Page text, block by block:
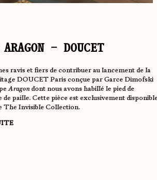
– DOUCET
ravis et fiers de contribuer au lancement de la
DOUCET Paris conçue par Garce Dimofski
Aragondont nous avons habillé le pied de
de paille. Cette pièce est exclusivement
The Invisible Collection.